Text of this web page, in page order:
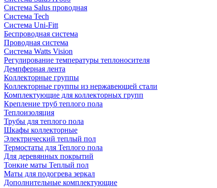
Система Salus проводная
Система Tech
Система Uni-Fitt
Беспроводная система
Проводная система
Система Watts Vision
Регулирование температуры теплоносителя
Демпферная лента
Коллекторные группы
Коллекторные группы из нержавеющей стали
Комплектующие для коллекторных групп
Крепление труб теплого пола
Теплоизоляция
Трубы для теплого пола
Шкафы коллекторные
Электрический теплый пол
Термостаты для Теплого пола
Для деревянных покрытий
Тонкие маты Теплый пол
Маты для подогрева зеркал
Дополнительные комплектующие